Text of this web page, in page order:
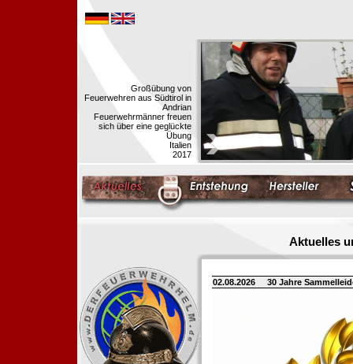
Großübung von
Feuerwehren aus Südtirol in
Andrian
Feuerwehrmänner freuen
sich über eine geglückte
Übung
Italien
2017
Aktuelles
02.08.2026 30 Jahre